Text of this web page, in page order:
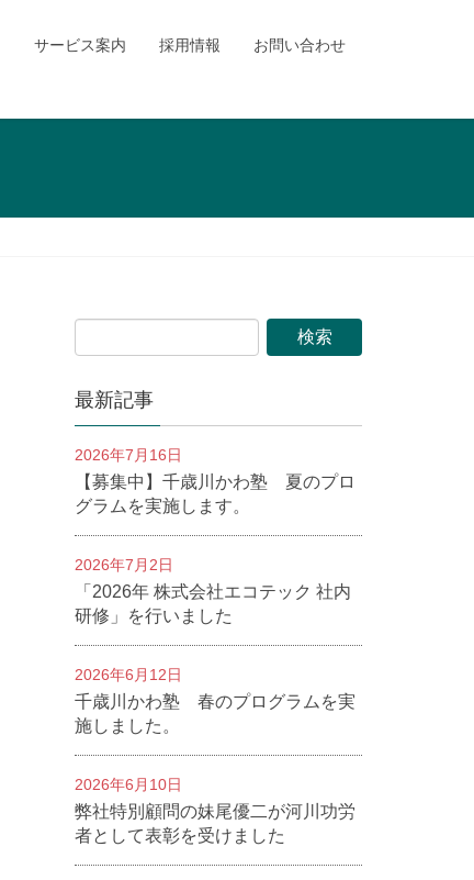
サービス案内 採用情報 お問い合わせ
最新記事
2026年7月16日
【募集中】千歳川かわ塾 夏のプロ
グラムを実施します。
2026年7月2日
「2026年 株式会社エコテック 社内
研修」を行いました
2026年6月12日
千歳川かわ塾 春のプログラムを実
施しました。
2026年6月10日
弊社特別顧問の妹尾優二が河川功労
者として表彰を受けました